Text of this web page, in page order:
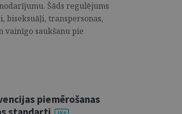
Šāds regulējums
biseksuāļi, transpersonas,
saukšanu pie
piemērošanas